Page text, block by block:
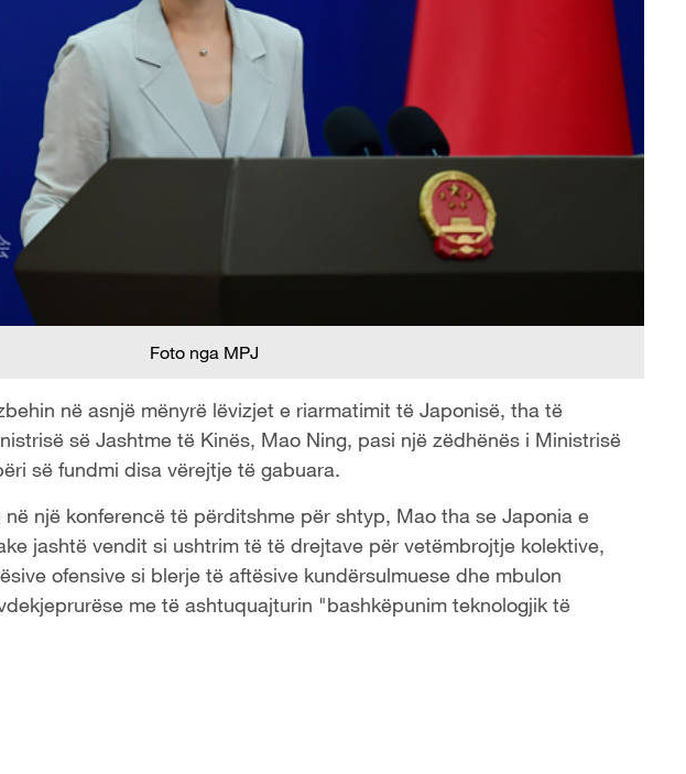
Foto nga MPJ
në asnjë mënyrë lëvizjet e riarmatimit të Japonisë, tha të
së Jashtme të Kinës, Mao Ning, pasi një zëdhënës i Ministrisë
së fundmi disa vërejtje të gabuara.
një konferencë të përditshme për shtyp, Mao tha se Japonia e
jashtë vendit si ushtrim të të drejtave për vetëmbrojtje kolektive,
ofensive si blerje të aftësive kundërsulmuese dhe mbulon
me të ashtuquajturin "bashkëpunim teknologjik të